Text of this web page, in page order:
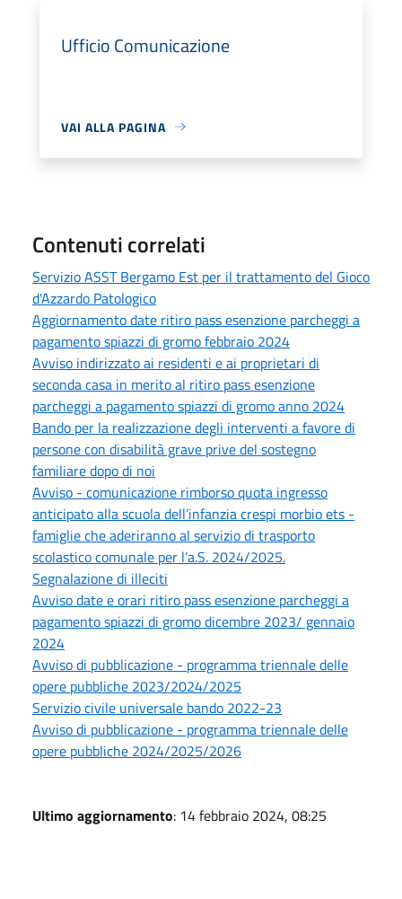
Ufficio Comunicazione
VAI ALLA PAGINA
Contenuti correlati
Servizio ASST Bergamo Est per il trattamento del Gioco
d'Azzardo Patologico
Aggiornamento date ritiro pass esenzione parcheggi a
pagamento spiazzi di gromo febbraio 2024
Avviso indirizzato ai residenti e ai proprietari di
seconda casa in merito al ritiro pass esenzione
parcheggi a pagamento spiazzi di gromo anno 2024
Bando per la realizzazione degli interventi a favore di
persone con disabilità grave prive del sostegno
familiare dopo di noi
Avviso - comunicazione rimborso quota ingresso
anticipato alla scuola dell’infanzia crespi morbio ets -
famiglie che aderiranno al servizio di trasporto
scolastico comunale per l’a.S. 2024/2025.
Segnalazione di illeciti
Avviso date e orari ritiro pass esenzione parcheggi a
pagamento spiazzi di gromo dicembre 2023/ gennaio
2024
Avviso di pubblicazione - programma triennale delle
opere pubbliche 2023/2024/2025
Servizio civile universale bando 2022-23
Avviso di pubblicazione - programma triennale delle
opere pubbliche 2024/2025/2026
Ultimo aggiornamento: 14 febbraio 2024, 08:25